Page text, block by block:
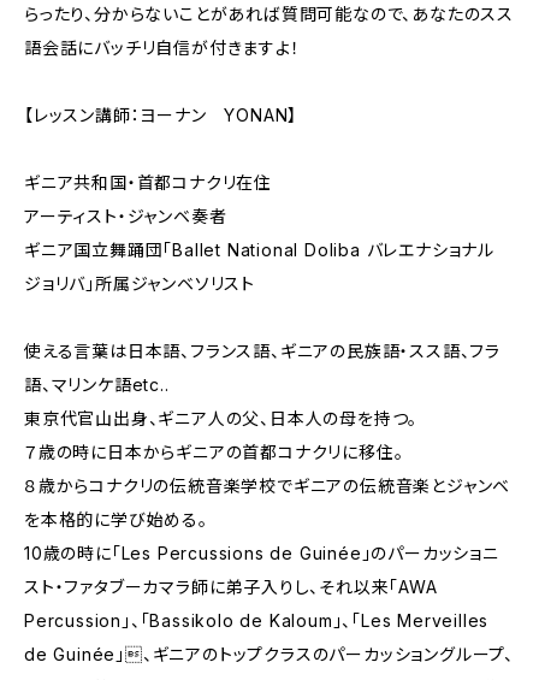
らったり、分からないことがあれば質問可能なので、あなたのスス
語会話にバッチリ自信が付きますよ！
【レッスン講師：ヨーナン YONAN】
ギニア共和国・首都コナクリ在住
アーティスト・ジャンベ奏者
ギニア国立舞踊団「Ballet National Doliba バレエナショナル
ジョリバ」所属ジャンベソリスト
使える言葉は日本語、フランス語、ギニアの民族語・スス語、フラ
語、マリンケ語etc..
東京代官山出身、ギニア人の父、日本人の母を持つ。
７歳の時に日本からギニアの首都コナクリに移住。
８歳からコナクリの伝統音楽学校でギニアの伝統音楽とジャンベ
を本格的に学び始める。
10歳の時に「Les Percussions de Guinée」のパーカッショニ
スト・ファタブーカマラ師に弟子入りし、それ以来「AWA
Percussion」、「Bassikolo de Kaloum」、「Les Merveilles
de Guinée」、ギニアのトップクラスのパーカッショングループ、